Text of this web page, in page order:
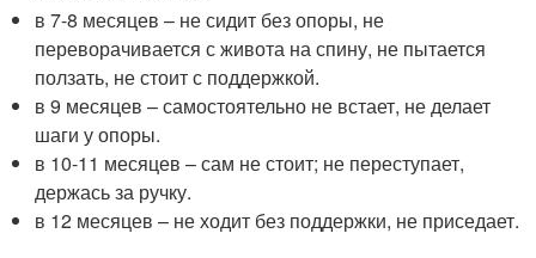
в 7-8 месяцев – не сидит без опоры, не
переворачивается с живота на спину, не пытается
ползать, не стоит с поддержкой.
в 9 месяцев – самостоятельно не встает, не делает
шаги у опоры.
в 10-11 месяцев – сам не стоит; не переступает,
держась за ручку.
в 12 месяцев – не ходит без поддержки, не приседает.